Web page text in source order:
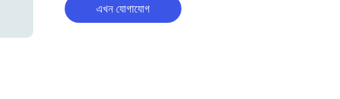
এখন যোগাযোগ